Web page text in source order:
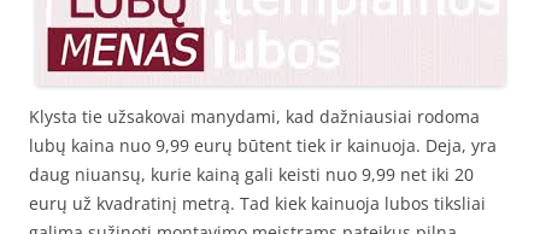
Klysta tie užsakovai manydami, kad dažniausiai rodoma
lubų kaina nuo 9,99 eurų būtent tiek ir kainuoja. Deja, yra
daug niuansų, kurie kainą gali keisti nuo 9,99 net iki 20
eurų už kvadratinį metrą. Tad kiek kainuoja lubos tiksliai